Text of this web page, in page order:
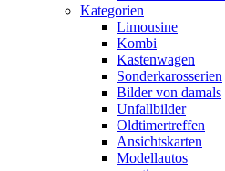
Kategorien
Limousine
Kombi
Kastenwagen
Sonderkarosserien
Bilder von damals
Unfallbilder
Oldtimertreffen
Ansichtskarten
Modellautos